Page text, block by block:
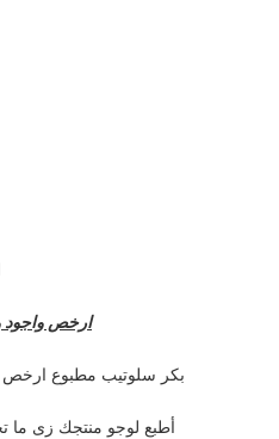
ارخص واجود
بكر سلوتيب مطبوع ارخص
أطبع لوجو منتجك زى